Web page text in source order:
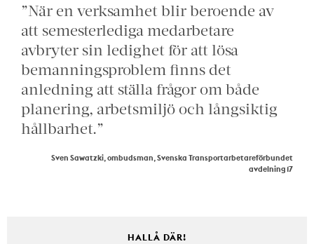
”När en verksamhet blir beroende av
att semesterlediga medarbetare
avbryter sin ledighet för att lösa
bemanningsproblem finns det
anledning att ställa frågor om både
planering, arbetsmiljö och långsiktig
hållbarhet.”
Sven Sawatzki, ombudsman, Svenska Transportarbetareförbundet
avdelning 17
HALLÅ DÄR!